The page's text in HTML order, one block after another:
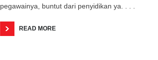
pegawainya, buntut dari penyidikan ya. . . .
READ MORE